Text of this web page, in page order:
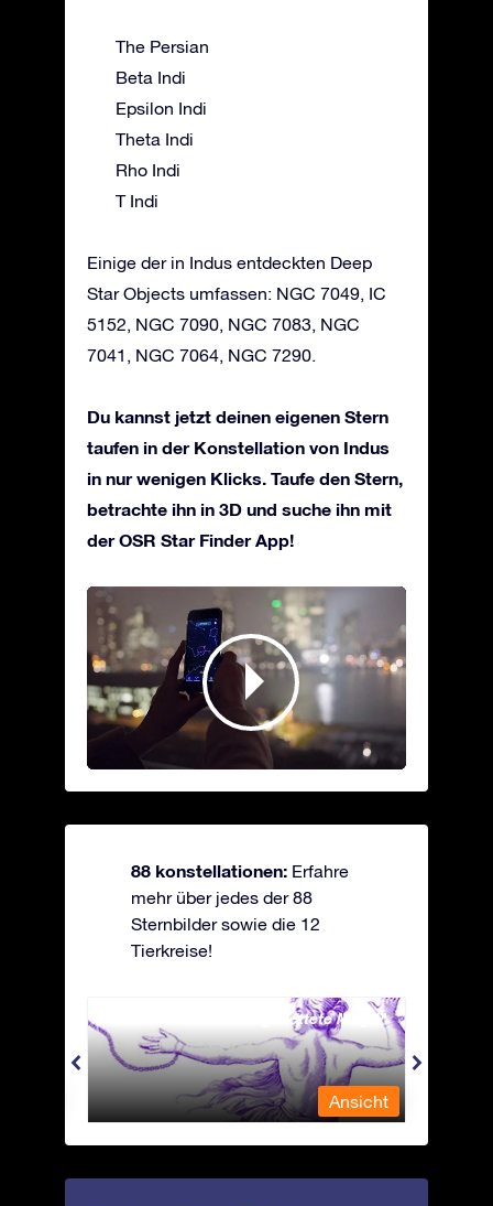
The Persian
Beta Indi
Epsilon Indi
Theta Indi
Rho Indi
T Indi
Einige der in Indus entdeckten Deep
Star Objects umfassen: NGC 7049, IC
5152, NGC 7090, NGC 7083, NGC
7041, NGC 7064, NGC 7290.
Du kannst jetzt deinen eigenen Stern
taufen in der Konstellation von Indus
in nur wenigen Klicks. Taufe den Stern,
betrachte ihn in 3D und suche ihn mit
der OSR Star Finder App!
88 konstellationen: Erfahre
mehr über jedes der 88
Sternbilder sowie die 12
Tierkreise!
Andromeda - Die angekettete Magd
Ansicht